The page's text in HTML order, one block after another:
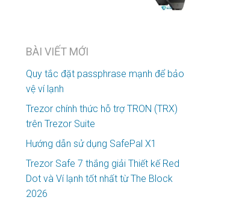
BÀI VIẾT MỚI
Quy tắc đặt passphrase mạnh để bảo
vệ ví lạnh
Trezor chính thức hỗ trợ TRON (TRX)
trên Trezor Suite
Hướng dẫn sử dụng SafePal X1
Trezor Safe 7 thắng giải Thiết kế Red
Dot và Ví lạnh tốt nhất từ The Block
2026